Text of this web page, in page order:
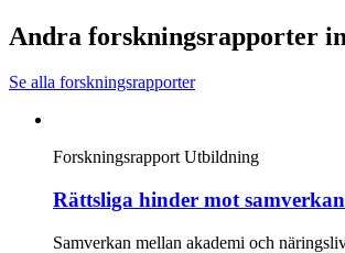
Andra forskningsrapporter
Se alla forskningsrapporter
Forskningsrapport Utbildning
Rättsliga hinder mot
Samverkan mellan akademi och